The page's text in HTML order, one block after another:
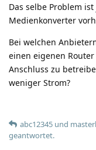
Das selbe Problem
Medienkonverter
Bei welchen
einen eigenen
Anschluss zu
weniger Strom?
abc12345 und
geantwortet.